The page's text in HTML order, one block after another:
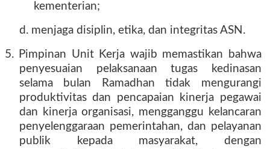
kementerian;
d. menjaga disiplin, etika, dan integritas ASN.
5. Pimpinan Unit Kerja wajib memastikan bahwa
penyesuaian pelaksanaan tugas kedinasan
selama bulan Ramadhan tidak mengurangi
produktivitas dan pencapaian kinerja pegawai
dan kinerja organisasi, mengganggu kelancaran
penyelenggaraan pemerintahan, dan pelayanan
publik kepada masyarakat, dengan